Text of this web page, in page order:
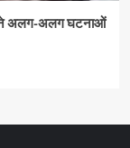
ने अलग-अलग घटनाओं